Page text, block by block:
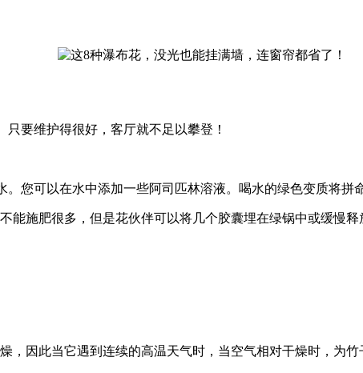
要维护得很好，客厅就不足以攀登！
您可以在水中添加一些阿司匹林溶液。喝水的绿色变质将拼
能施肥很多，但是花伙伴可以将几个胶囊埋在绿锅中或缓慢释
，因此当它遇到连续的高温天气时，当空气相对干燥时，为竹